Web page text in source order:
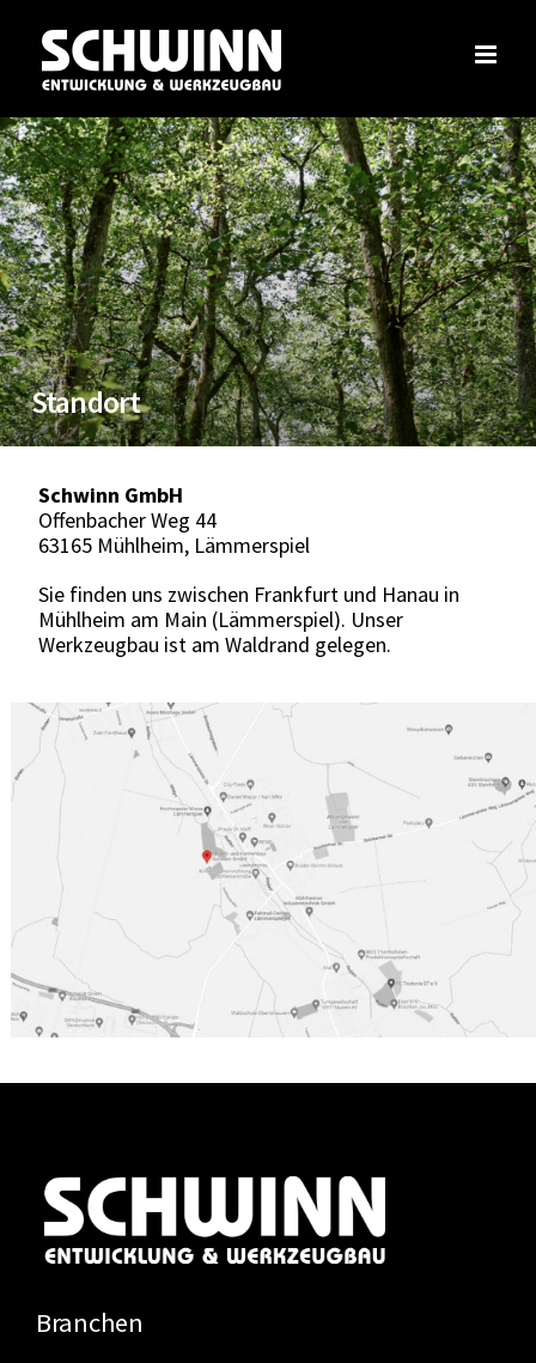
Inhalt
springen
Standort
Schwinn GmbH
Offenbacher Weg 44
63165 Mühlheim, Lämmerspiel
Sie finden uns zwischen Frankfurt und Hanau in
Mühlheim am Main (Lämmerspiel). Unser
Werkzeugbau ist am Waldrand gelegen.
Branchen